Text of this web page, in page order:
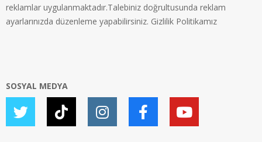
reklamlar uygulanmaktadır.Talebiniz doğrultusunda reklam
ayarlarınızda düzenleme yapabilirsiniz. Gizlilik Politikamız
SOSYAL MEDYA